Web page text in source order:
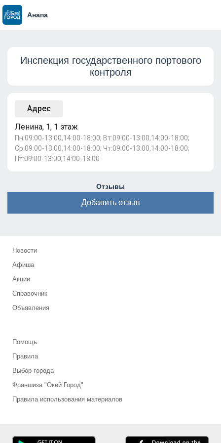
Анапа
Инспекция государственного портового
контроля
Адрес
Ленина, 1, 1 этаж
Пн:09:00-13:00,14:00-18:00; Вт:09:00-13:00,14:00-18:00;
Ср:09:00-13:00,14:00-18:00; Чт:09:00-13:00,14:00-18:00;
Пт:09:00-13:00,14:00-18:00
Отзывы
Добавить отзыв
Новости
Афиша
Акции
Справочник
Объявления
Помощь
Правила
Выбор города
Франшиза "Окей Город"
Правила использования материалов